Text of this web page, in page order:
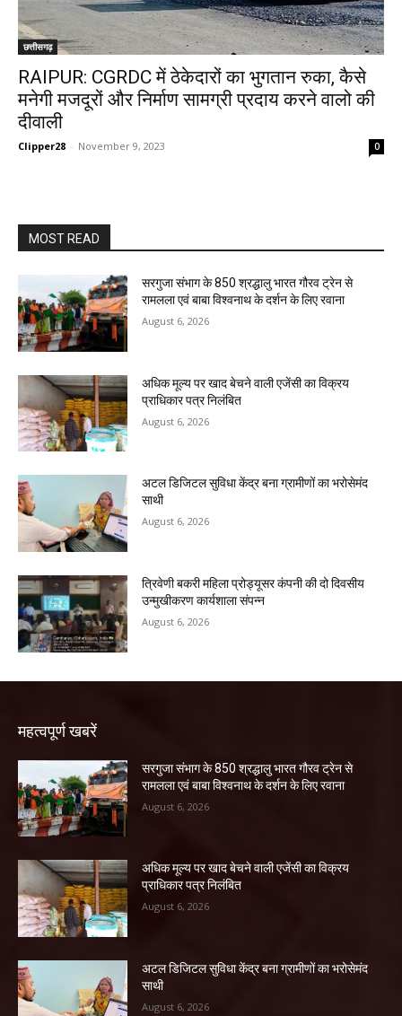
छत्तीसगढ़
RAIPUR: CGRDC में ठेकेदारों का भुगतान रुका, कैसे
मनेगी मजदूरों और निर्माण सामग्री प्रदाय करने वालो की
दीवाली
Clipper28 - November 9, 2023 0
MOST READ
सरगुजा संभाग के 850 श्रद्धालु भारत गौरव ट्रेन से
रामलला एवं बाबा विश्वनाथ के दर्शन के लिए रवाना
August 6, 2026
अधिक मूल्य पर खाद बेचने वाली एजेंसी का विक्रय
प्राधिकार पत्र निलंबित
August 6, 2026
अटल डिजिटल सुविधा केंद्र बना ग्रामीणों का भरोसेमंद
साथी
August 6, 2026
त्रिवेणी बकरी महिला प्रोड्यूसर कंपनी की दो दिवसीय
उन्मुखीकरण कार्यशाला संपन्न
August 6, 2026
महत्वपूर्ण खबरें
सरगुजा संभाग के 850 श्रद्धालु भारत गौरव ट्रेन से
रामलला एवं बाबा विश्वनाथ के दर्शन के लिए रवाना
August 6, 2026
अधिक मूल्य पर खाद बेचने वाली एजेंसी का विक्रय
प्राधिकार पत्र निलंबित
August 6, 2026
अटल डिजिटल सुविधा केंद्र बना ग्रामीणों का भरोसेमंद
साथी
August 6, 2026